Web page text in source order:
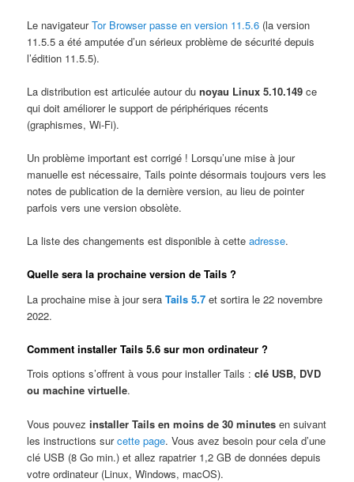
Le navigateurTor Browser passe en version 11.5.6 (la version
11.5.5 a été amputée d’un sérieux problème de sécurité depuis
l’édition 11.5.5).
La distribution est articulée autour dunoyau Linux 5.10.149 ce
qui doit améliorer le support de périphériques récents
(graphismes, Wi-Fi).
Un problème important est corrigé ! Lorsqu’une mise à jour
manuelle est nécessaire, Tails pointe désormais toujours vers les
notes de publication de la dernière version, au lieu de pointer
parfois vers une version obsolète.
La liste des changements est disponible à cetteadresse.
Quelle sera la prochaine version de Tails ?
La prochaine mise à jour seraTails 5.7 et sortira le 22 novembre
2022.
Comment installer Tails 5.6 sur mon ordinateur ?
Trois options s’offrent à vous pour installer Tails :clé USB, DVD
ou machine virtuelle.
Vous pouvezinstaller Tails en moins de 30 minutes en suivant
les instructions surcette page. Vous avez besoin pour cela d’une
clé USB (8 Go min.) et allez rapatrier 1,2 GB de données depuis
votre ordinateur (Linux, Windows, macOS).